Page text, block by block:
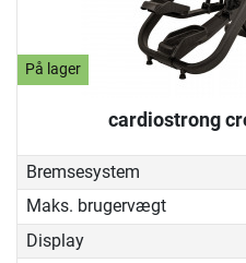
På lager
cardiostrong
Bremsesystem
Maks. brugervægt
Display